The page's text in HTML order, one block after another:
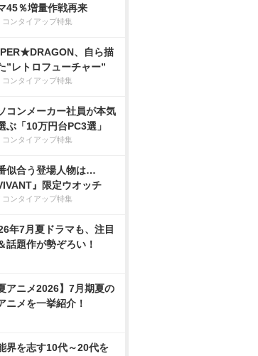
45％増量作戦再来
コンタイアップ特集
、自ら描
”レトロフューチャー”
コンタイアップ特集
コンメーカー社員が本気
ぶ「10万円台PC3選」
コンタイアップ特集
似合う登場人物は…
』限定ウオッチ
コンタイアップ特集
年7月夏ドラマも、注目
話題作が勢ぞろい！
アニメ2026】7月期夏の
ニメを一挙紹介！
界を志す10代～20代を